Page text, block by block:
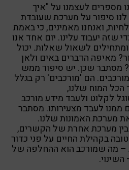
מספרים לעצמנו על "איך
סיפור על מערכת שעובדת
ואנחנו מאמינים, כי באמת
יעבוד עלינו. יום אחד אנו
לשאול שאלות. יכול
מאיפה הדברים באים ולאן
מסתבר שכן. יש סיפור ממש
הם 'מורכבים' רק בגלל
המוח שלנו,
לקלוט ולעבד מידע מורכב
לעבד מצעירותו. מסתבר
מערכת האמונות שלנו.
מערכת אחרת של הקשרים,
בקהילת החיים על פני כדור
– מה שמורכב הוא ההחלפה של